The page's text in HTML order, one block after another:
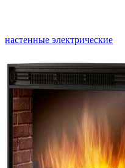
настенные электрические